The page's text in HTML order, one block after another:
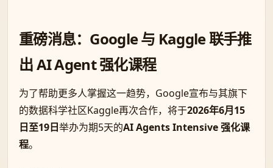
重磅消息：Google 与 Kaggle 联手推
出 AI Agent 强化课程
为了帮助更多人掌握这一趋势，Google宣布与其旗下
的数据科学社区Kaggle再次合作，将于2026年6月15
日至19日举办为期5天的AI Agents Intensive 强化课
程。